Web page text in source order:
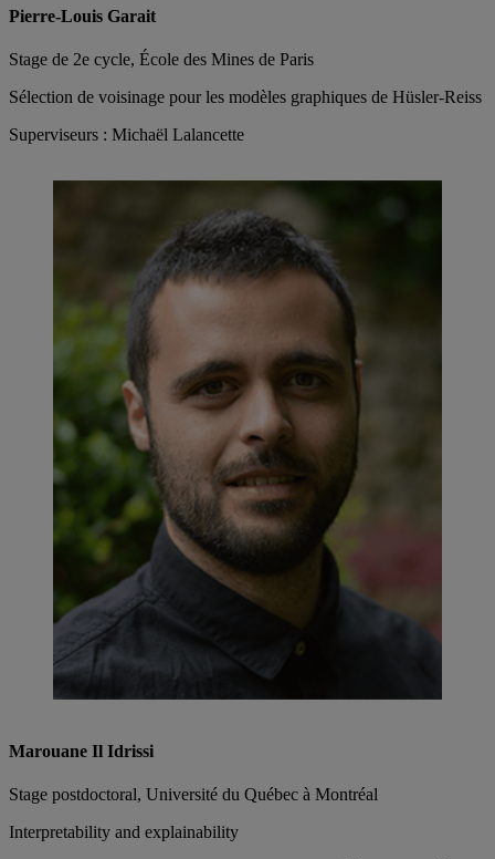
Pierre-Louis Garait
Stage de 2e cycle, École des Mines de Paris
Sélection de voisinage pour les modèles graphiques de Hüsler-Reiss
Superviseurs : Michaël Lalancette
Marouane Il Idrissi
Stage postdoctoral, Université du Québec à Montréal
Interpretability and explainability